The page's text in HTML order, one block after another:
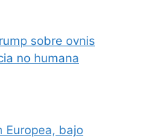
sobre ovnis
no humana
Europea, bajo